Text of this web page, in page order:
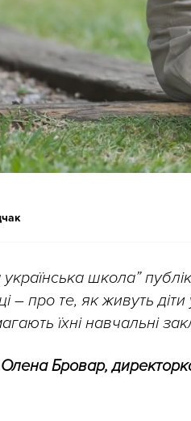
школа”
– про те, як живуть
їхні навчальні
Олена Бровар,